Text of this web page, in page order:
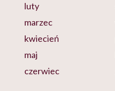
luty
marzec
kwiecień
maj
czerwiec